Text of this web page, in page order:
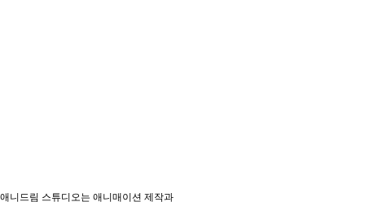
애니드림 스튜디오는 애니매이션 제작과